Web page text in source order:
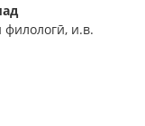
и.в.